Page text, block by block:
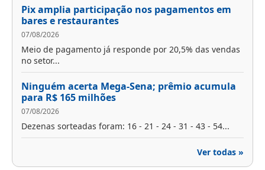
Pix amplia participação nos pagamentos em
bares e restaurantes
07/08/2026
Meio de pagamento já responde por 20,5% das vendas
no setor...
Ninguém acerta Mega-Sena; prêmio acumula
para R$ 165 milhões
07/08/2026
Dezenas sorteadas foram: 16 - 21 - 24 - 31 - 43 - 54...
Ver todas »